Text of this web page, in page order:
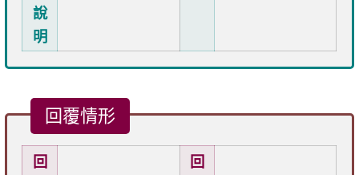
說
明
回覆情形
回
回